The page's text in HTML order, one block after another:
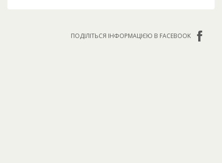
ПОДІЛІТЬСЯ ІНФОРМАЦІЄЮ В FACEBOOK